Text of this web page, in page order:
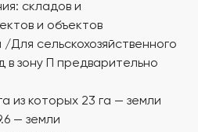
складов и
и объектов
сельскохозяйственного
в зону П предварительно
из которых 23 га — земли
— земли